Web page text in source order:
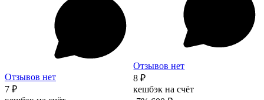
Отзывов нет
7 ₽
Отзывов нет
8 ₽
кешбэк на счёт